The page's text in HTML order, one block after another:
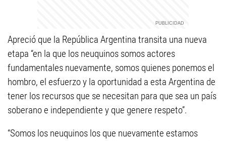
Apreció que la República Argentina transita una nueva
etapa “en la que los neuquinos somos actores
fundamentales nuevamente, somos quienes ponemos el
hombro, el esfuerzo y la oportunidad a esta Argentina de
tener los recursos que se necesitan para que sea un país
soberano e independiente y que genere respeto”.
“Somos los neuquinos los que nuevamente estamos